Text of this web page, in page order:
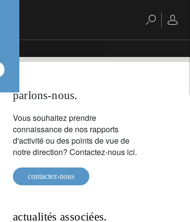
parlons-nous.
Vous souhaitez prendre
connaissance de nos rapports
d'activité ou des points de vue de
notre direction? Contactez-nous ici.
contactez-nous
actualités associées.